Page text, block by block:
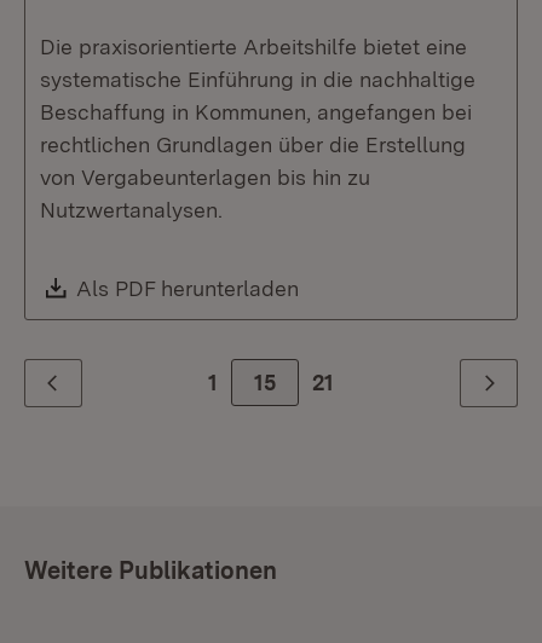
Die praxisorientierte Arbeitshilfe bietet eine
systematische Einführung in die nachhaltige
Beschaffung in Kommunen, angefangen bei
rechtlichen Grundlagen über die Erstellung
von Vergabeunterlagen bis hin zu
Nutzwertanalysen.
Download:
Als PDF herunterladen
Zurück 1 Zur Seite
15 21 Weiter
Weitere Publikationen